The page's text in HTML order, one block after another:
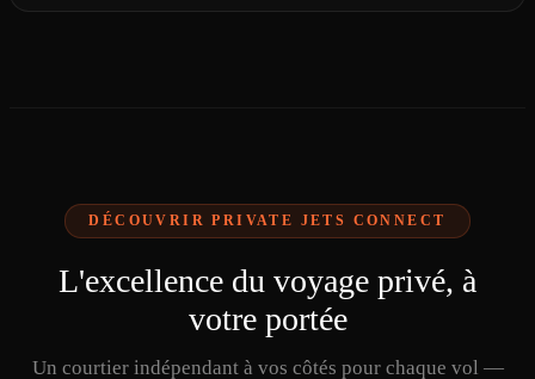
DÉCOUVRIR PRIVATE JETS CONNECT
L'excellence du voyage privé, à
votre portée
Un courtier indépendant à vos côtés pour chaque vol —